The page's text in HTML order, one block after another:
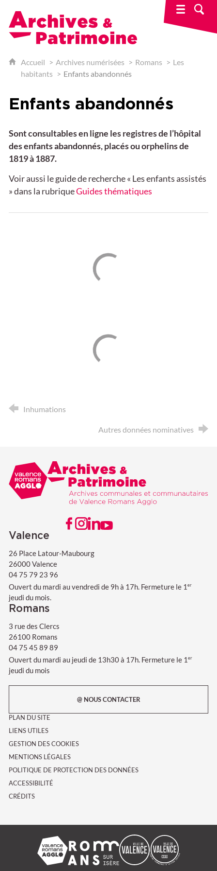
Archives & Patrimoine
Accueil Archives numérisées Romans
Les
habitants
Enfants abandonnés
Enfants abandonnés
Sont consultables en ligne les registres de l’hôpital
des enfants abandonnés, placés ou orphelins de
1819 à 1887.
Voir aussi le guide de recherche « Les enfants assistés
» dans la rubriqueGuides thématiques
Inhumations
Autres données nominatives
Valence Romans agglo
VISITER NOTRE PAGE FACEBOOK
VISITER NOTRE PAGE INSTAGRAM
VISITER NOTRE PAGE LINKEDIN
VISITER NOTRE PAGE YOUTUBE
Valence
26 Place Latour-Maubourg
26000 Valence
04 75 79 23 96
Ouvert du mardi au vendredi de 9h à 17h. Fermeture le 1 er
jeudi du mois.
Romans
3 rue des Clercs
26100 Romans
04 75 45 89 89
Ouvert du mardi au jeudi de 13h30 à 17h. Fermeture le 1 er
jeudi du mois
@ NOUS CONTACTER
PLAN DU SITE
LIENS UTILES
GESTION DES COOKIES
MENTIONS LÉGALES
POLITIQUE DE PROTECTION DES DONNÉES
ACCESSIBILITÉ
CRÉDITS
Valence Romans agglo
Ville de Romans-sur-Isère
Ville de Valence
CCAS de la